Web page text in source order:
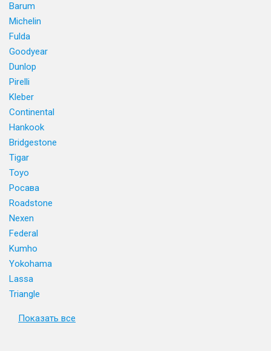
Barum
Michelin
Fulda
Goodyear
Dunlop
Pirelli
Kleber
Continental
Hankook
Bridgestone
Tigar
Toyo
Росава
Roadstone
Nexen
Federal
Kumho
Yokohama
Lassa
Triangle
Показать все